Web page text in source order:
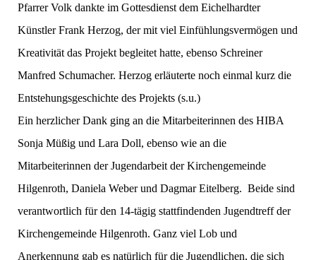
Pfarrer Volk dankte im Gottesdienst dem Eichelhardter
Künstler Frank Herzog, der mit viel Einfühlungsvermögen und
Kreativität das Projekt begleitet hatte, ebenso Schreiner
Manfred Schumacher. Herzog erläuterte noch einmal kurz die
Entstehungsgeschichte des Projekts (s.u.)
Ein herzlicher Dank ging an die Mitarbeiterinnen des HIBA
Sonja Müßig und Lara Doll, ebenso wie an die
Mitarbeiterinnen der Jugendarbeit der Kirchengemeinde
Hilgenroth, Daniela Weber und Dagmar Eitelberg. Beide sind
verantwortlich für den 14-tägig stattfindenden Jugendtreff der
Kirchengemeinde Hilgenroth. Ganz viel Lob und
Anerkennung gab es natürlich für die Jugendlichen, die sich